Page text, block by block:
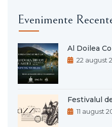
Evenimente
Al Doilea
22 august
Festivalul
11 august